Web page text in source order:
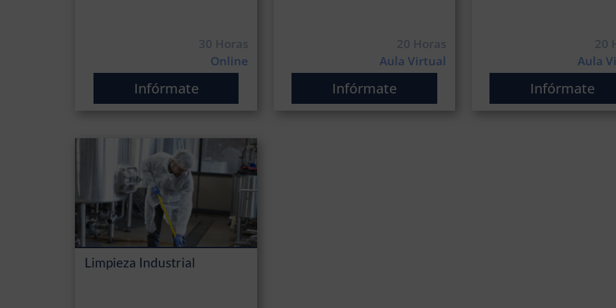
30 Horas
Online
Infórmate
20 Horas
Aula Virtual
Infórmate
20
Aula
Infórmate
Limpieza Industrial